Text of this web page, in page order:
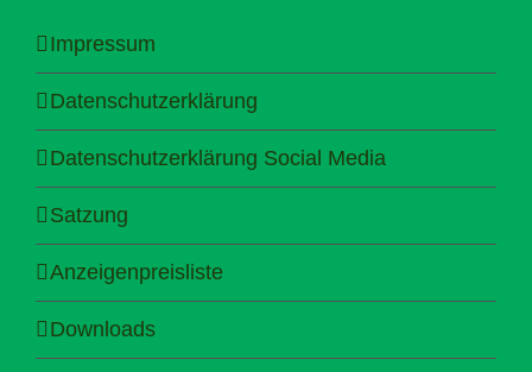
Impressum
Datenschutzerklärung
Datenschutzerklärung Social Media
Satzung
Anzeigenpreisliste
Downloads